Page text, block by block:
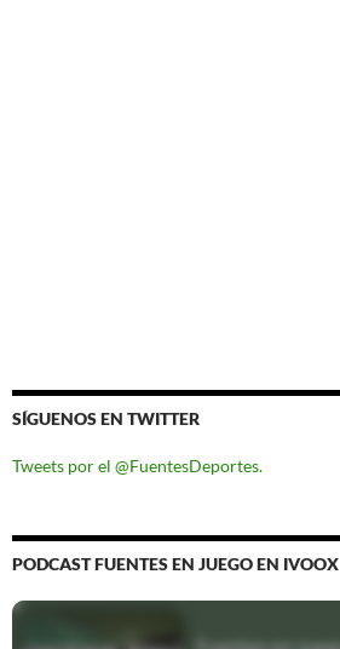
SÍGUENOS EN TWITTER
Tweets por el @FuentesDeportes.
PODCAST FUENTES EN JUEGO EN IVOOX